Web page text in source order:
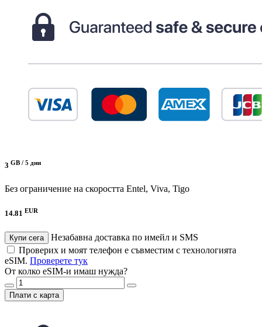
3 GB / 5 дни
Без ограничение на скоростта Entel, Viva, Tigo
14.81 EUR
Купи сега
Незабавна доставка по имейл и SMS
Проверих и моят телефон е съвместим с технологията
eSIM. Проверете тук
От колко eSIM-и имаш нужда?
Плати с карта